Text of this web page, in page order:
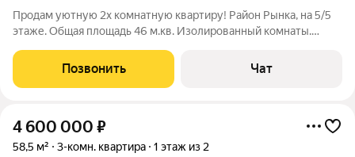
Продам уютную 2х комнатную квартиру! Район Рынка, на 5/5
этаже. Общая площадь 46 м.кв. Изолированный комнаты.
косметический ремонт. Нормальное жилое состояние.
Позвонить Чат
4 600 000 ₽
58,5 м² 3-комн. квартира 1 этаж из 2